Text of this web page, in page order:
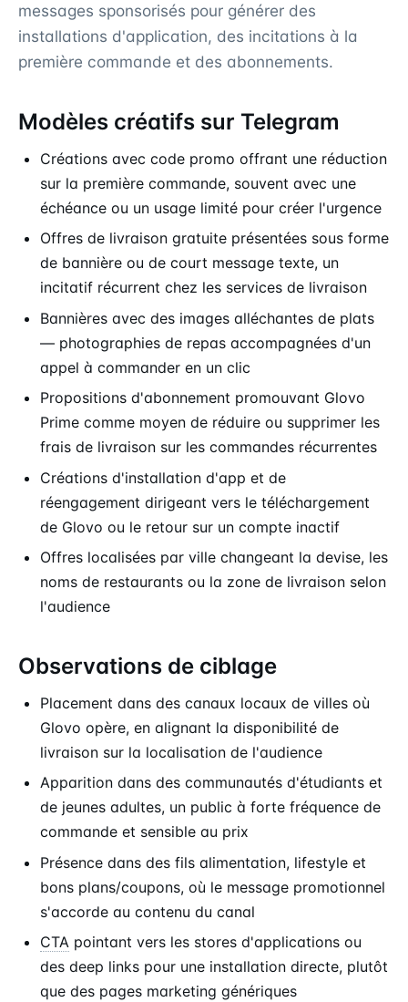
messages sponsorisés pour générer des
installations d'application, des incitations à la
première commande et des abonnements.
Modèles créatifs sur Telegram
Créations avec code promo offrant une réduction
sur la première commande, souvent avec une
échéance ou un usage limité pour créer l'urgence
Offres de livraison gratuite présentées sous forme
de bannière ou de court message texte, un
incitatif récurrent chez les services de livraison
Bannières avec des images alléchantes de plats
— photographies de repas accompagnées d'un
appel à commander en un clic
Propositions d'abonnement promouvant Glovo
Prime comme moyen de réduire ou supprimer les
frais de livraison sur les commandes récurrentes
Créations d'installation d'app et de
réengagement dirigeant vers le téléchargement
de Glovo ou le retour sur un compte inactif
Offres localisées par ville changeant la devise, les
noms de restaurants ou la zone de livraison selon
l'audience
Observations de ciblage
Placement dans des canaux locaux de villes où
Glovo opère, en alignant la disponibilité de
livraison sur la localisation de l'audience
Apparition dans des communautés d'étudiants et
de jeunes adultes, un public à forte fréquence de
commande et sensible au prix
Présence dans des fils alimentation, lifestyle et
bons plans/coupons, où le message promotionnel
s'accorde au contenu du canal
CTA pointant vers les stores d'applications ou
des deep links pour une installation directe, plutôt
que des pages marketing génériques